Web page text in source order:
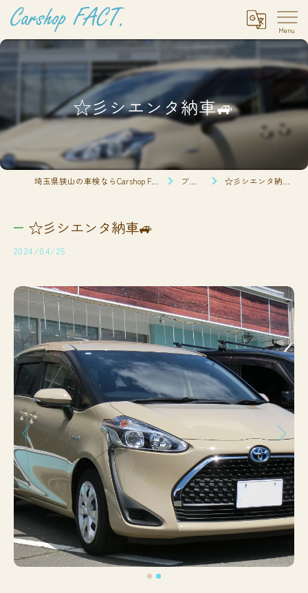
☆彡シエンタ納車🚙
埼玉県狭山の車検ならCarshop FACT. ブログ ☆彡シエンタ納車🚙
☆彡シエンタ納車🚙
2024/04/25